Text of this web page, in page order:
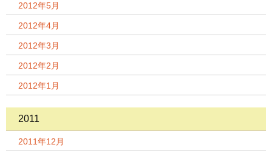
2012年5月
2012年4月
2012年3月
2012年2月
2012年1月
2011
2011年12月